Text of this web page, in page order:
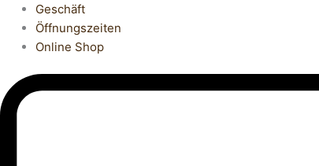
Geschäft
Öffnungszeiten
Online Shop